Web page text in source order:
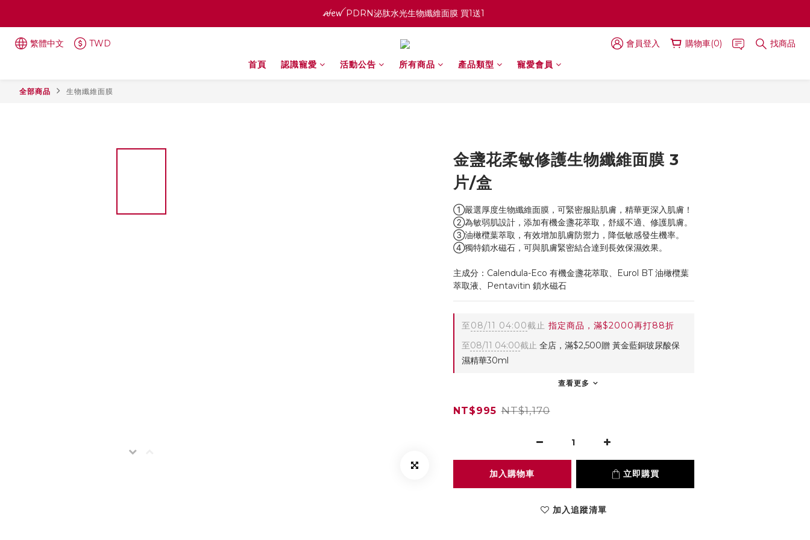
ꫛꫀꪝ PDRN泌肽水光生物纖維面膜 買1送1
寵愛之名官網會員招募中 ♡ 八月消費紅利加倍送
高效全能精華系列 買１送１
ꫛꫀꪝ PDRN泌肽水光生物纖維面膜 買1送1
繁體中文 TWD 會員登入 購物車(0)
找商品
首頁
認識寵愛 活動公告 所有商品 產品類型 寵愛會員
全部商品 生物纖維面膜
金盞花柔敏修護生物纖維面膜 3
片/盒
①嚴選厚度生物纖維面膜，可緊密服貼肌膚，精華更深入肌膚！
②為敏弱肌設計，添加有機金盞花萃取，舒緩不適、修護肌膚。
③油橄欖葉萃取，有效增加肌膚防禦力，降低敏感發生機率。
④獨特鎖水磁石，可與肌膚緊密結合達到長效保濕效果。
主成分：Calendula-Eco 有機金盞花萃取、Eurol BT 油橄欖葉
萃取液、Pentavitin 鎖水磁石
至08/11 04:00截止 指定商品，滿$2000再打88折
至08/11 04:00截止 全店，滿$2,500贈 黃金藍銅玻尿酸保
濕精華30ml
查看更多
NT$995 NT$1,170
加入購物車 立即購買
加入追蹤清單